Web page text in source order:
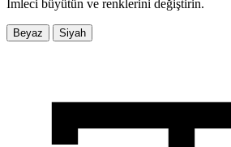
İmleci büyütün ve renklerini değiştirin.
Beyaz Siyah